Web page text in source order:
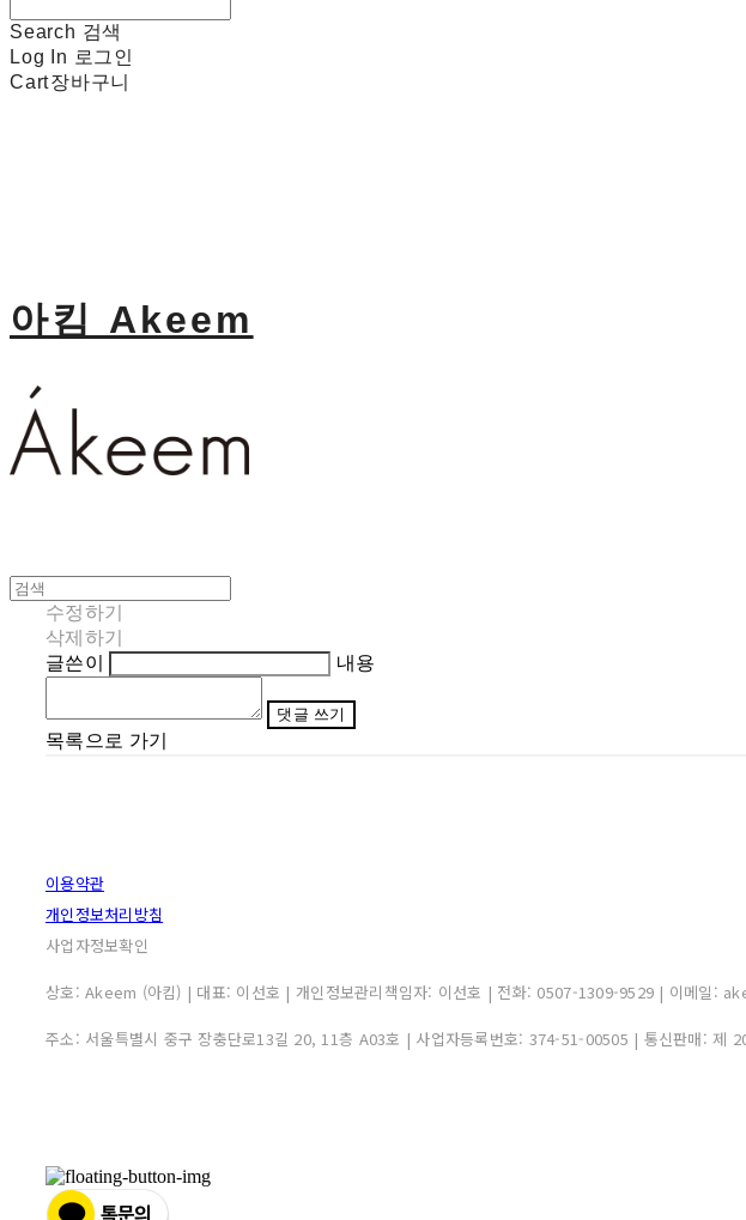
Search 검색
Log In 로그인
Cart장바구니
아킴 Akeem
수정하기
삭제하기
글쓴이
내용
댓글 쓰기
목록으로 가기
이용약관
개인정보처리방침
사업자정보확인
상호: Akeem (아킴) | 대표: 이선호 | 개인정보관리책임자: 이선호 | 전화: 0507-1309-9529 | 이메일:
주소: 서울특별시 중구 장충단로13길 20, 11층 A03호 | 사업자등록번호: 374-51-00505 | 통신판매: 제